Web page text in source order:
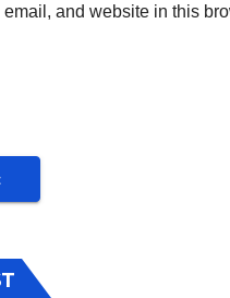
and website in this